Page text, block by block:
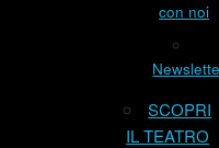
con noi
SCOPRI
IL TEATRO